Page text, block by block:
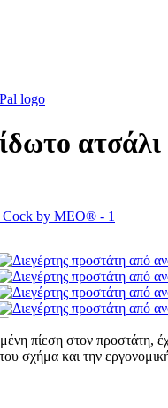
πίεση στον προστάτη,
σχήμα και την